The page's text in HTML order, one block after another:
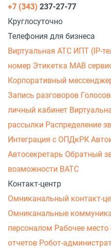
+7 (343) 237-27-77
Круглосуточно
Телефония для бизнеса
Виртуальная АТС ИПТ (IP-
номер Этикетка МАВ
Корпоративный
Запись разговоров
личный кабинет
рассылки Распределение
Интеграция с ОПДкРК
Автосекретарь Обратный
возможности ВАТС
Контакт-центр
Омниканальный контакт-
Омниканальные
персоналом Рабочее место
отчетов Робот-